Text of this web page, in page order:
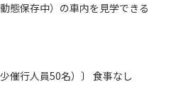
保存中）の車内を見学できる
催行人員50名）〕 食事なし